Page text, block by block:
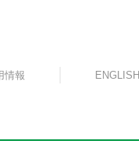
情報 ENGLISH